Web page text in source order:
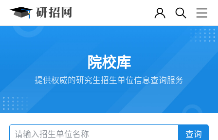
院校库
提供权威的研究生招生单位信息查询服务
查询